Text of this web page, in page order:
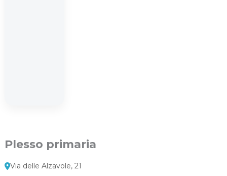
Plesso primaria
Via delle Alzavole, 21